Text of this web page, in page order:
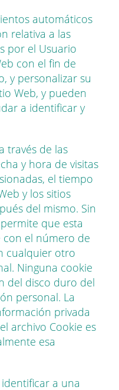
automáticos
relativa a las
por el Usuario
con el fin de
y personalizar su
Web, y pueden
a identificar y
través de las
y hora de visitas
el tiempo
y los sitios
del mismo. Sin
que esta
con el número de
cualquier otro
Ninguna cookie
del disco duro del
personal. La
privada
archivo Cookie es
esa
a una